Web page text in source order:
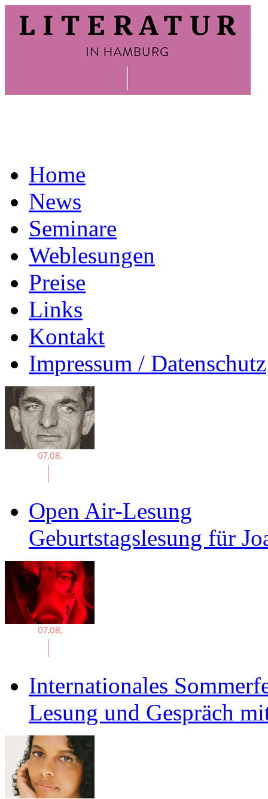
Home
News
Seminare
Weblesungen
Preise
Links
Kontakt
Impressum / Datenschutz
Open Air-Lesung
Geburtstagslesung für
Internationales
Lesung und Gespräch